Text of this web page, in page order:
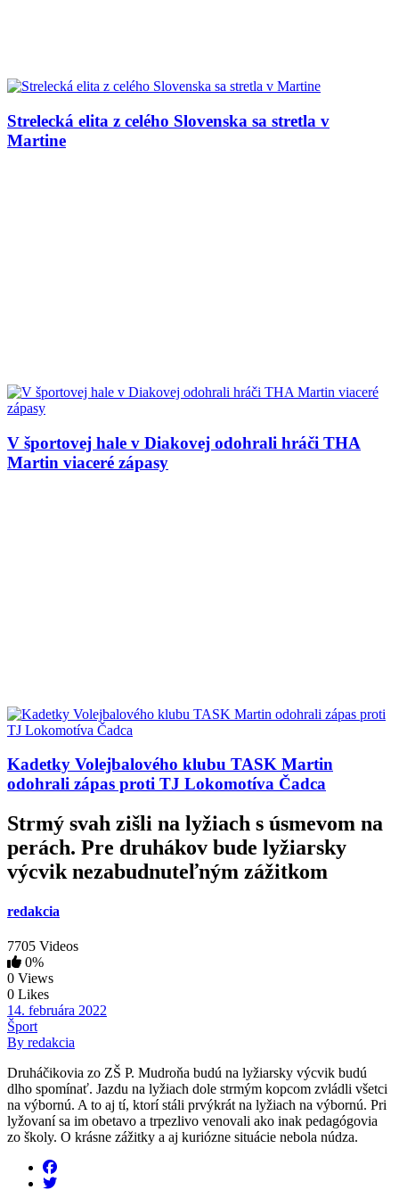
Strelecká elita z celého Slovenska sa stretla v
Martine
V športovej hale v Diakovej odohrali hráči THA
Martin viaceré zápasy
Kadetky Volejbalového klubu TASK Martin
odohrali zápas proti TJ Lokomotíva Čadca
Strmý svah zišli na lyžiach s úsmevom na
perách. Pre druhákov bude lyžiarsky
výcvik nezabudnuteľným zážitkom
redakcia
7705 Videos
0%
0 Views
0 Likes
14. februára 2022
Šport
By redakcia
Druháčikovia zo ZŠ P. Mudroňa budú na lyžiarsky výcvik budú
dlho spomínať. Jazdu na lyžiach dole strmým kopcom zvládli všetci
na výbornú. A to aj tí, ktorí stáli prvýkrát na lyžiach na výbornú. Pri
lyžovaní sa im obetavo a trpezlivo venovali ako inak pedagógovia
zo školy. O krásne zážitky a aj kuriózne situácie nebola núdza.